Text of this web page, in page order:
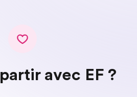
avec EF ?